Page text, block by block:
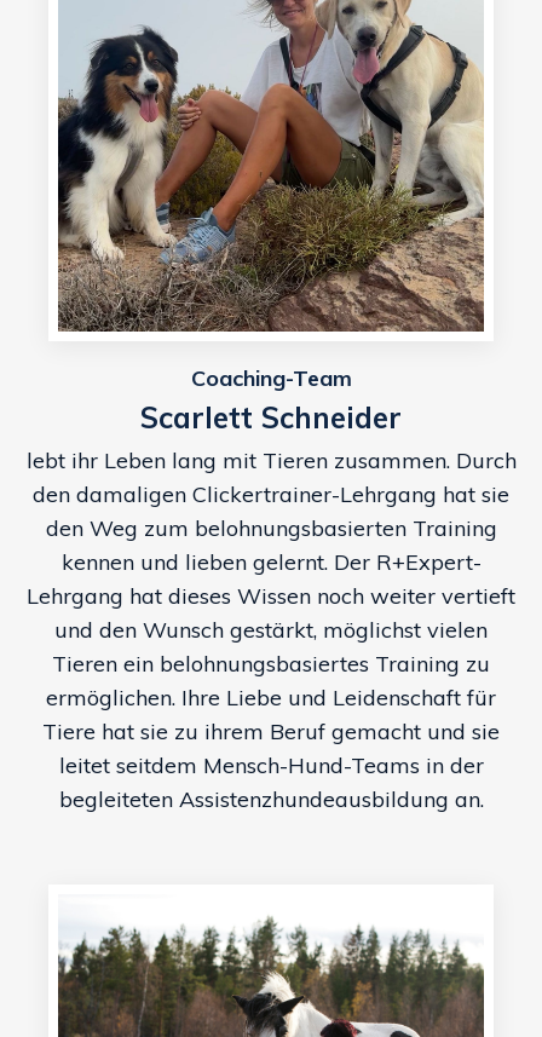
Coaching-Team
Scarlett Schneider
lebt ihr Leben lang mit Tieren zusammen. Durch
den damaligen Clickertrainer-Lehrgang hat sie
den Weg zum belohnungsbasierten Training
kennen und lieben gelernt. Der R+Expert-
Lehrgang hat dieses Wissen noch weiter vertieft
und den Wunsch gestärkt, möglichst vielen
Tieren ein belohnungsbasiertes Training zu
ermöglichen. Ihre Liebe und Leidenschaft für
Tiere hat sie zu ihrem Beruf gemacht und sie
leitet seitdem Mensch-Hund-Teams in der
begleiteten Assistenzhundeausbildung an.